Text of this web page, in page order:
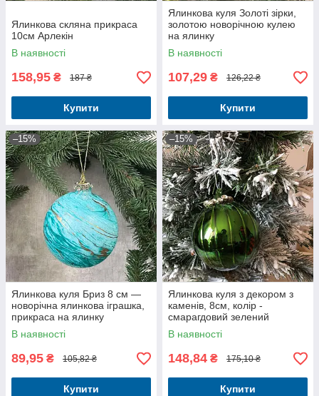
Ялинкова скляна прикраса
10см Арлекін
В наявності
158,95 ₴ 187 ₴
Купити
Ялинкова куля Золоті зірки,
золотою новорічною кулею
на ялинку
В наявності
107,29 ₴ 126,22 ₴
Купити
–15%
Ялинкова куля Бриз 8 см —
новорічна ялинкова іграшка,
прикраса на ялинку
В наявності
89,95 ₴ 105,82 ₴
Купити
–15%
Ялинкова куля з декором з
каменів, 8см, колір -
смарагдовий зелений
В наявності
148,84 ₴ 175,10 ₴
Купити